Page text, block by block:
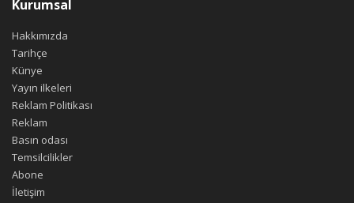
Kurumsal
Hakkımızda
Tarihçe
Künye
Yayın ilkeleri
Reklam Politikası
Reklam
Basın odası
Temsilcilikler
Abone
İletişim